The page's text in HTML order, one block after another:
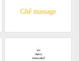
Ghế massage